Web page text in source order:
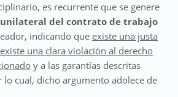
es recurrente que se genere
del contrato de trabajo
indicando que existe una justa
una clara violación al derecho
y a las garantías descritas
cual, dicho argumento adolece de